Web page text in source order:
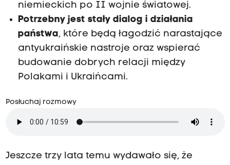
niemieckich po II wojnie światowej.
Potrzebny jest stały dialog i działania
państwa, które będą łagodzić narastające
antyukraińskie nastroje oraz wspierać
budowanie dobrych relacji między
Polakami i Ukraińcami.
Posłuchaj rozmowy
Jeszcze trzy lata temu wydawało się, że